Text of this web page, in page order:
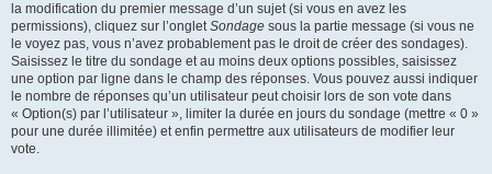
la modification du premier message d’un sujet (si vous en avez les
permissions), cliquez sur l’ongletSondage sous la partie message (si vous ne
le voyez pas, vous n’avez probablement pas le droit de créer des sondages).
Saisissez le titre du sondage et au moins deux options possibles, saisissez
une option par ligne dans le champ des réponses. Vous pouvez aussi indiquer
le nombre de réponses qu’un utilisateur peut choisir lors de son vote dans
« Option(s) par l’utilisateur », limiter la durée en jours du sondage (mettre « 0 »
pour une durée illimitée) et enfin permettre aux utilisateurs de modifier leur
vote.